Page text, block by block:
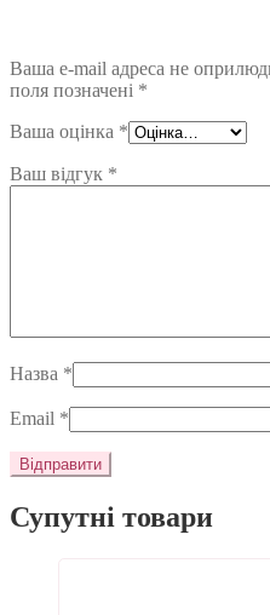
Ваша e-mail адреса не
поля позначені *
Ваша оцінка *
Ваш відгук *
Назва *
Email *
Супутні товари